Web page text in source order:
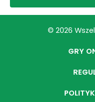
© 2026
GRY